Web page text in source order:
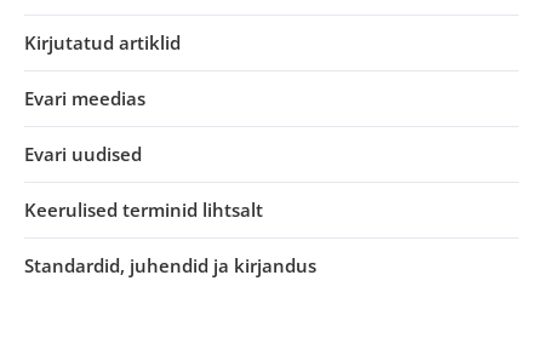
Kirjutatud artiklid
Evari meedias
Evari uudised
Keerulised terminid lihtsalt
Standardid, juhendid ja kirjandus